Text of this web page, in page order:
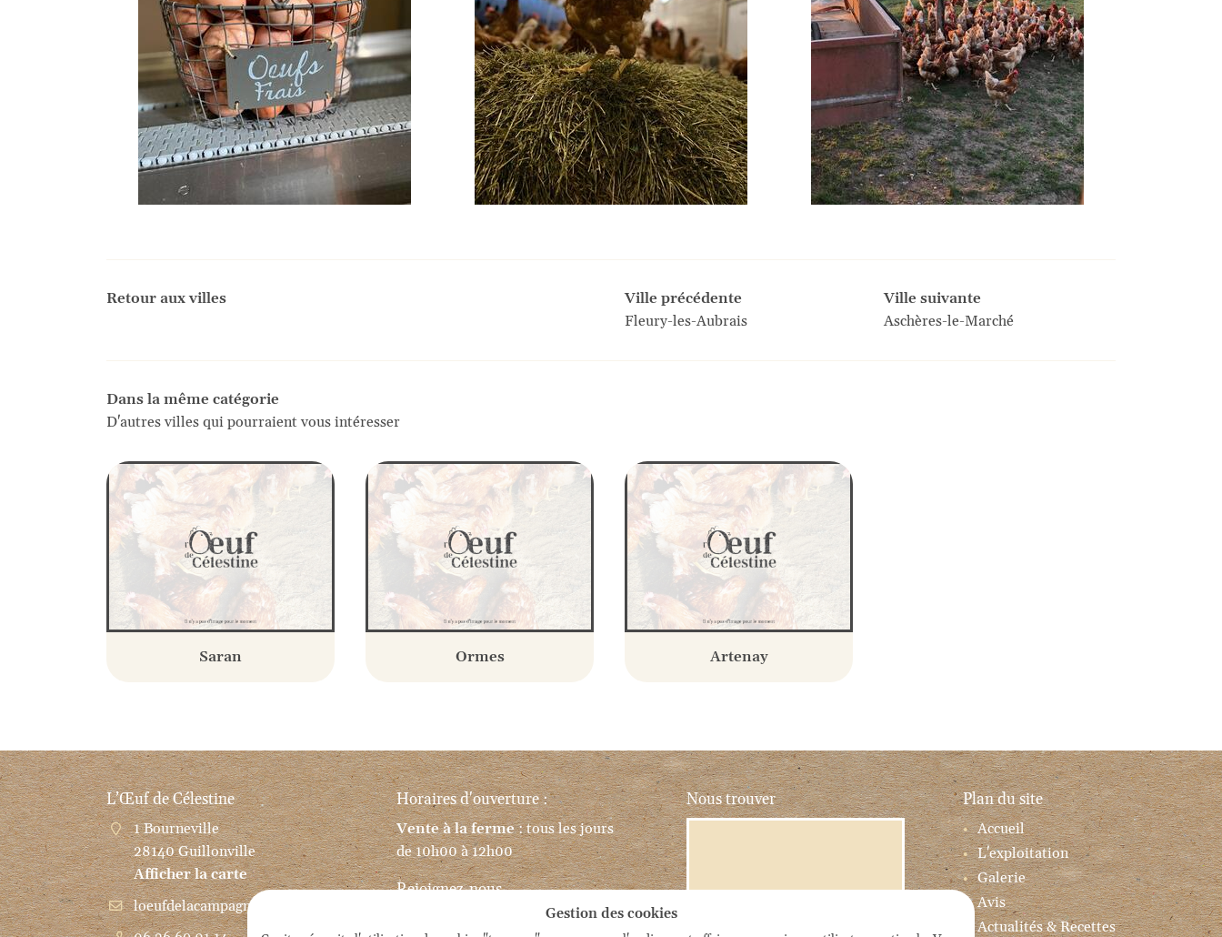
Retour aux villes
Ville précédente
Fleury-les-Aubrais
Ville suivante
Aschères-le-Marché
Dans la même catégorie
D'autres villes qui pourraient vous intéresser
Saran Ormes Artenay
L’Œuf de Célestine
1 Bourneville
28140 Guillonville
Afficher la carte
Horaires d'ouverture :
Vente à la ferme : tous les jours
de 10h00 à 12h00
Rejoignez-nous
Nous trouver Plan du site
Accueil
L'exploitation
Galerie
Avis
Actualités & Recettes
Gestion des cookies